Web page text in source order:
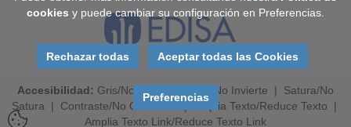
Accesibilidad: Gris/No Gris No Invierte | Satura/No
Satura | Contraste/No Contraste Amplia Texto/Reduce Texto |
Amplia Texto Link/Reduce Texto Link
cookies y puede cambiar su configuración en Preferencias.
Rechazar todas Aceptar todas las Cookies
Preferencias